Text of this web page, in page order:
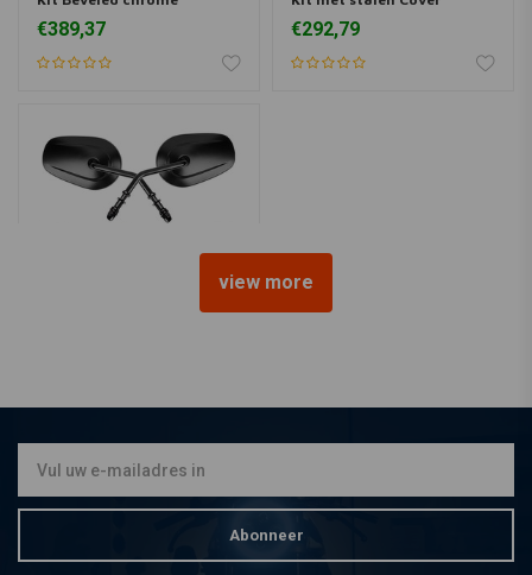
EVO/BIGTWIN 93-99
€389,37
EVO/BIGTWIN 93-99
€292,79
view more
Abonneer